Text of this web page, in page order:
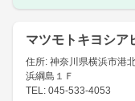
マツモトキヨシア
住所: 神奈川県横浜市港
浜綱島１Ｆ
TEL: 045-533-4053